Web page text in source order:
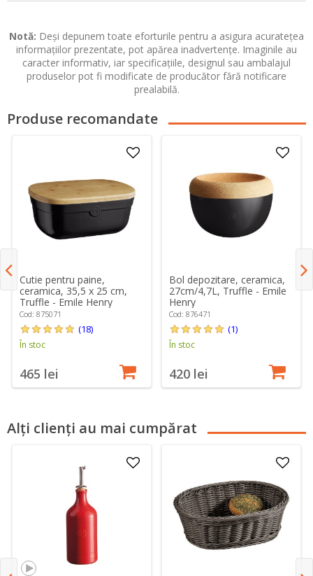
Notă: Deși depunem toate eforturile pentru a asigura acuratețea
informațiilor prezentate, pot apărea inadvertențe. Imaginile au
caracter informativ, iar specificațiile, designul sau ambalajul
produselor pot fi modificate de producător fără notificare
prealabilă.
Produse recomandate
Cutie pentru paine,
ceramica, 35,5 x 25 cm,
Truffle - Emile Henry
Cod: 875071
(18)
În stoc
465 lei
Bol depozitare, ceramica,
27cm/4,7L, Truffle - Emile
Henry
Cod: 876471
(1)
În stoc
420 lei
Alți clienți au mai cumpărat